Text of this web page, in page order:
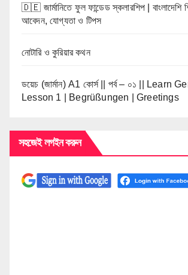
🇩🇪 জার্মানিতে ফুল ফান্ডেড স্কলারশিপ | বাংলাদেশি
আবেদন, যোগ্যতা ও টিপস
নোটারি ও কুরিয়ার কথন
ডয়েচ (জার্মান) A1 কোর্স || পর্ব – ০১ || Learn
Lesson 1 | Begrüßungen | Greetings
সহজেই লগইন করুন